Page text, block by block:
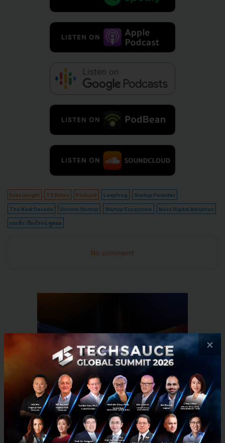
Exec Insight TS Video Podcast Leapfrog Startup Founder
The Next Decade Unicorn Startup Startup Ecosystem Mass Digital Adoption
กระทิง เรืองโรจน์ พูลผล
No comment
×